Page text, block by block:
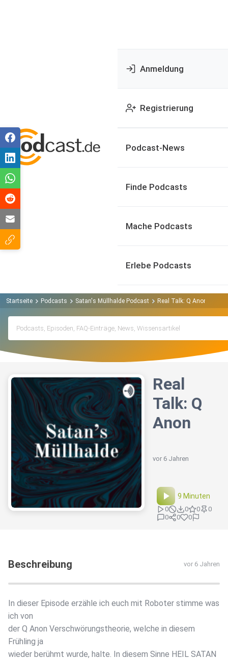
Anmeldung
Registrierung
Podcast-News
Finde Podcasts
Mache Podcasts
Erlebe Podcasts
Startseite Podcasts Satan's Müllhalde Podcast Real Talk: Q Anon
Real
Talk: Q
Anon
vor 6 Jahren
9 Minuten
0 0 0
0
0
0 0
Beschreibung vor 6 Jahren
In dieser Episode erzähle ich euch mit Roboter stimme was
ich von
der Q Anon Verschwörungstheorie, welche in diesem
Frühling ja
wieder berühmt wurde, halte. In diesem Sinne HEIL SATAN